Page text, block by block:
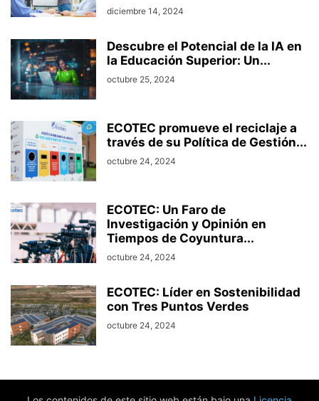
diciembre 14, 2024
Descubre el Potencial de la IA en
la Educación Superior: Un...
octubre 25, 2024
ECOTEC promueve el reciclaje a
través de su Política de Gestión...
octubre 24, 2024
ECOTEC: Un Faro de
Investigación y Opinión en
Tiempos de Coyuntura...
octubre 24, 2024
ECOTEC: Líder en Sostenibilidad
con Tres Puntos Verdes
octubre 24, 2024